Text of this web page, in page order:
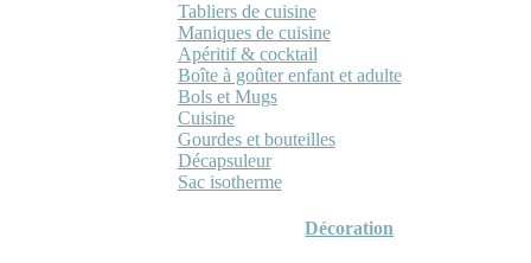
Tabliers de cuisine
Maniques de cuisine
Apéritif & cocktail
Boîte à goûter enfant et adulte
Bols et Mugs
Cuisine
Gourdes et bouteilles
Décapsuleur
Sac isotherme
Décoration